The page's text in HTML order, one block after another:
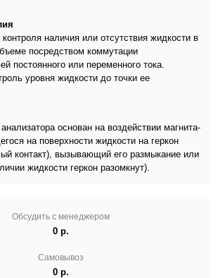
наличия или отсутствия жидкости в
посредством коммутации
постоянного или переменного тока.
уровня жидкости до точки ее
основан на воздействии магнита-
на поверхности жидкости на геркон
контакт), вызывающий его размыкание или
жидкости геркон разомкнут).
Обсудить с менеджером
0 р.
Самовывоз
0 р.